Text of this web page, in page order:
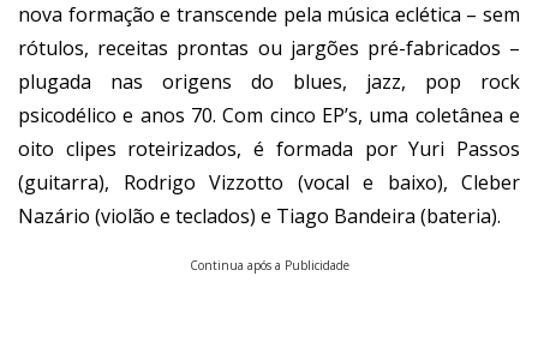
nova formação e transcende pela música eclética – sem
rótulos, receitas prontas ou jargões pré-fabricados –
plugada nas origens do blues, jazz, pop rock
psicodélico e anos 70. Com cinco EP’s, uma coletânea e
oito clipes roteirizados, é formada por Yuri Passos
(guitarra), Rodrigo Vizzotto (vocal e baixo), Cleber
Nazário (violão e teclados) e Tiago Bandeira (bateria).
Continua após a Publicidade